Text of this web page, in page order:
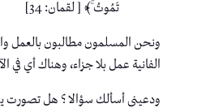
تَمُوتُ ۚ﴾ [ لقمان: 34]
ونحن المسلمون مطالبون بالعمل
الفانية عمل بلا جزاء، وهناك أي في
ودعيني أسألك سؤالا ؟ هل تصورت